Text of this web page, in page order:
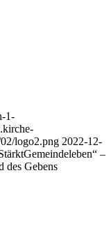
1-
logo2.png 2022-12-
–
des Gebens